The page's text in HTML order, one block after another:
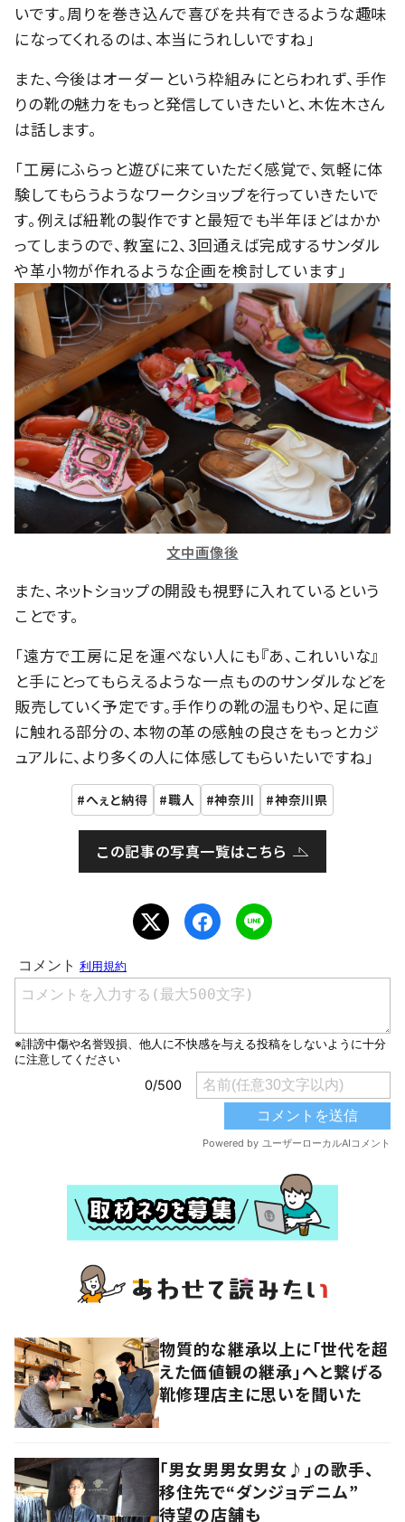
いです。周りを巻き込んで喜びを共有できるような趣味
になってくれるのは、本当にうれしいですね」
また、今後はオーダーという枠組みにとらわれず、手作
りの靴の魅力をもっと発信していきたいと、木佐木さん
は話します。
「工房にふらっと遊びに来ていただく感覚で、気軽に体
験してもらうようなワークショップを行っていきたいで
す。例えば紐靴の製作ですと最短でも半年ほどはかか
ってしまうので、教室に2、3回通えば完成するサンダル
や革小物が作れるような企画を検討しています」
文中画像後
また、ネットショップの開設も視野に入れているという
ことです。
「遠方で工房に足を運べない人にも『あ、これいいな』
と手にとってもらえるような一点もののサンダルなどを
販売していく予定です。手作りの靴の温もりや、足に直
に触れる部分の、本物の革の感触の良さをもっとカジ
ュアルに、より多くの人に体感してもらいたいですね」
へぇと納得 職人 神奈川 神奈川県
この記事の写真一覧はこちら
物質的な継承以上に「世代を超
えた価値観の継承」へと繋げる
靴修理店主に思いを聞いた
「男女男男女男女♪」の歌手、
移住先で“ダンジョデニム”
待望の店舗も